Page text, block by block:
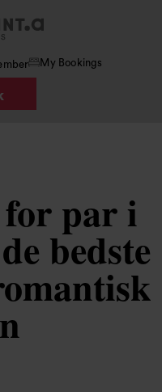
My Bookings
par i
bedste